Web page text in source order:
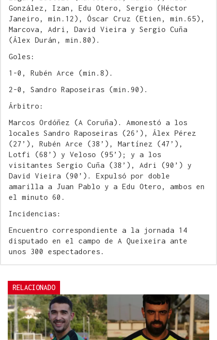
González, Izan, Edu Otero, Sergio (Héctor
Janeiro, min.12), Óscar Cruz (Etien, min.65),
Marcova, Adri, David Vieira y Sergio Cuña
(Álex Durán, min.80).
Goles:
1-0, Rubén Arce (min.8).
2-0, Sandro Raposeiras (min.90).
Árbitro:
Marcos Ordóñez (A Coruña). Amonestó a los
locales Sandro Raposeiras (26’), Álex Pérez
(27’), Rubén Arce (38’), Martínez (47’),
Lotfi (68’) y Veloso (95’); y a los
visitantes Sergio Cuña (38’), Adri (90’) y
David Vieira (90’). Expulsó por doble
amarilla a Juan Pablo y a Edu Otero, ambos en
el minuto 60.
Incidencias:
Encuentro correspondiente a la jornada 14
disputado en el campo de A Queixeira ante
unos 300 espectadores.
RELACIONADO